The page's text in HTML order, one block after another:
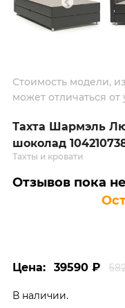
Стоимость модели,
может отличаться
Тахта Шармэль
шоколад
Тахты и кровати
Отзывов пока
Цена: 39590 ₽
В наличии.